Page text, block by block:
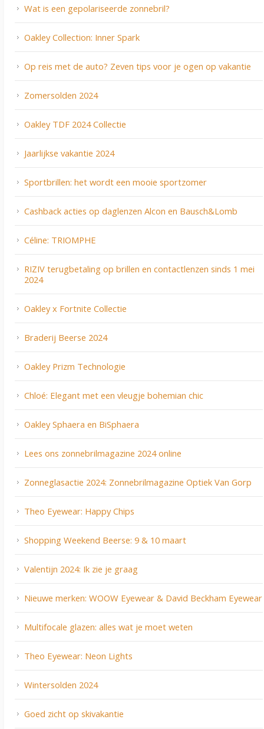
Wat is een gepolariseerde zonnebril?
Oakley Collection: Inner Spark
Op reis met de auto? Zeven tips voor je ogen op vakantie
Zomersolden 2024
Oakley TDF 2024 Collectie
Jaarlijkse vakantie 2024
Sportbrillen: het wordt een mooie sportzomer
Cashback acties op daglenzen Alcon en Bausch&Lomb
Céline: TRIOMPHE
RIZIV terugbetaling op brillen en contactlenzen sinds 1 mei
2024
Oakley x Fortnite Collectie
Braderij Beerse 2024
Oakley Prizm Technologie
Chloé: Elegant met een vleugje bohemian chic
Oakley Sphaera en BiSphaera
Lees ons zonnebrilmagazine 2024 online
Zonneglasactie 2024: Zonnebrilmagazine Optiek Van Gorp
Theo Eyewear: Happy Chips
Shopping Weekend Beerse: 9 & 10 maart
Valentijn 2024: Ik zie je graag
Nieuwe merken: WOOW Eyewear & David Beckham Eyewear
Multifocale glazen: alles wat je moet weten
Theo Eyewear: Neon Lights
Wintersolden 2024
Goed zicht op skivakantie